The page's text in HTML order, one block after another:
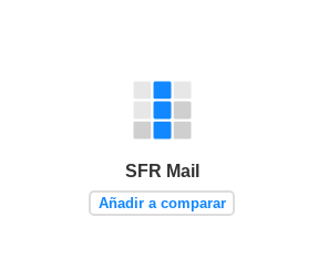
SFR Mail
Añadir a comparar